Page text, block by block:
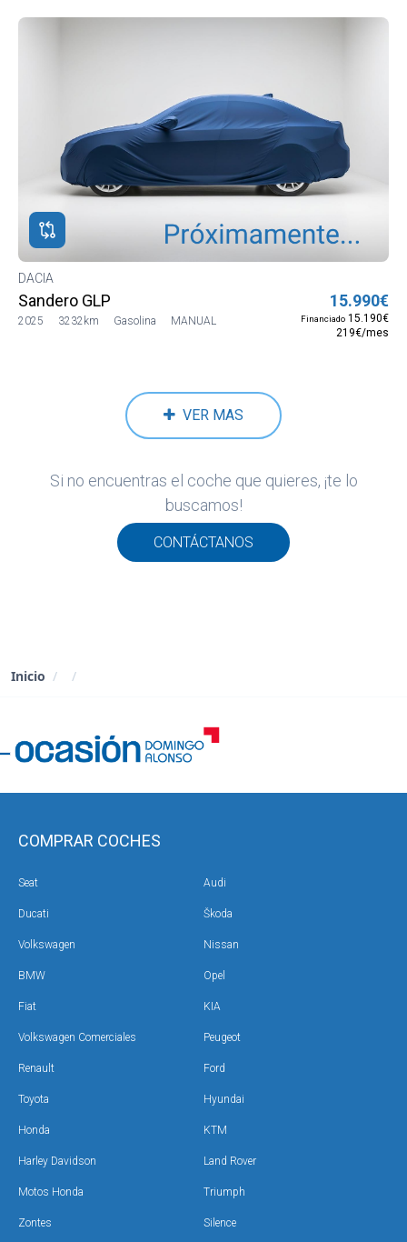
DACIA
Sandero GLP
2025 3232km Gasolina MANUAL
15.990€
Financiado 15.190€
219€/mes
VER MAS
Si no encuentras el coche que quieres, ¡te lo
buscamos!
CONTÁCTANOS
Inicio / /
COMPRAR COCHES
Seat Audi
Ducati Škoda
Volkswagen Nissan
BMW Opel
Fiat KIA
Volkswagen Comerciales Peugeot
Renault Ford
Toyota Hyundai
Honda KTM
Harley Davidson Land Rover
Motos Honda Triumph
Zontes Silence